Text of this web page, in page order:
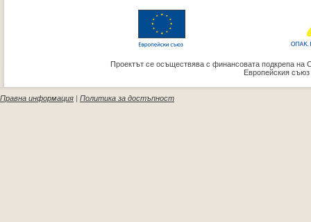
Проектът се осъществява с финансовата подкрепа на
Европейския
Правна информация | Политика за достъпност